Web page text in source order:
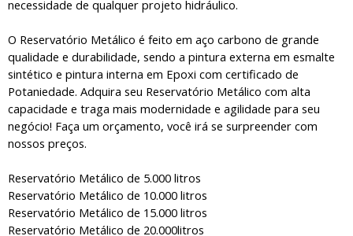
necessidade de qualquer projeto hidráulico.
O Reservatório Metálico é feito em aço carbono de grande
qualidade e durabilidade, sendo a pintura externa em esmalte
sintético e pintura interna em Epoxi com certificado de
Potaniedade. Adquira seu Reservatório Metálico com alta
capacidade e traga mais modernidade e agilidade para seu
negócio! Faça um orçamento, você irá se surpreender com
nossos preços.
Reservatório Metálico de 5.000 litros
Reservatório Metálico de 10.000 litros
Reservatório Metálico de 15.000 litros
Reservatório Metálico de 20.000litros